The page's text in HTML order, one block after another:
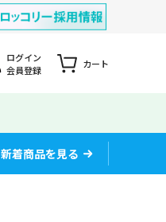
ログイン
会員登録
カート
新着商品を見る